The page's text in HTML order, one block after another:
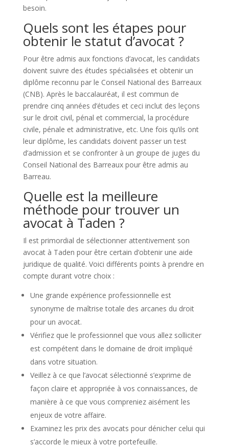
besoin.
Quels sont les étapes pour
obtenir le statut d’avocat ?
Pour être admis aux fonctions d’avocat, les candidats
doivent suivre des études spécialisées et obtenir un
diplôme reconnu par le Conseil National des Barreaux
(CNB). Après le baccalauréat, il est commun de
prendre cinq années d’études et ceci inclut des leçons
sur le droit civil, pénal et commercial, la procédure
civile, pénale et administrative, etc. Une fois qu’ils ont
leur diplôme, les candidats doivent passer un test
d’admission et se confronter à un groupe de juges du
Conseil National des Barreaux pour être admis au
Barreau.
Quelle est la meilleure
méthode pour trouver un
avocat à Taden ?
Il est primordial de sélectionner attentivement son
avocat à Taden pour être certain d’obtenir une aide
juridique de qualité. Voici différents points à prendre en
compte durant votre choix :
Une grande expérience professionnelle est
synonyme de maîtrise totale des arcanes du droit
pour un avocat.
Vérifiez que le professionnel que vous allez solliciter
est compétent dans le domaine de droit impliqué
dans votre situation.
Veillez à ce que l’avocat sélectionné s’exprime de
façon claire et appropriée à vos connaissances, de
manière à ce que vous compreniez aisément les
enjeux de votre affaire.
Examinez les prix des avocats pour dénicher celui qui
s’accorde le mieux à votre portefeuille.